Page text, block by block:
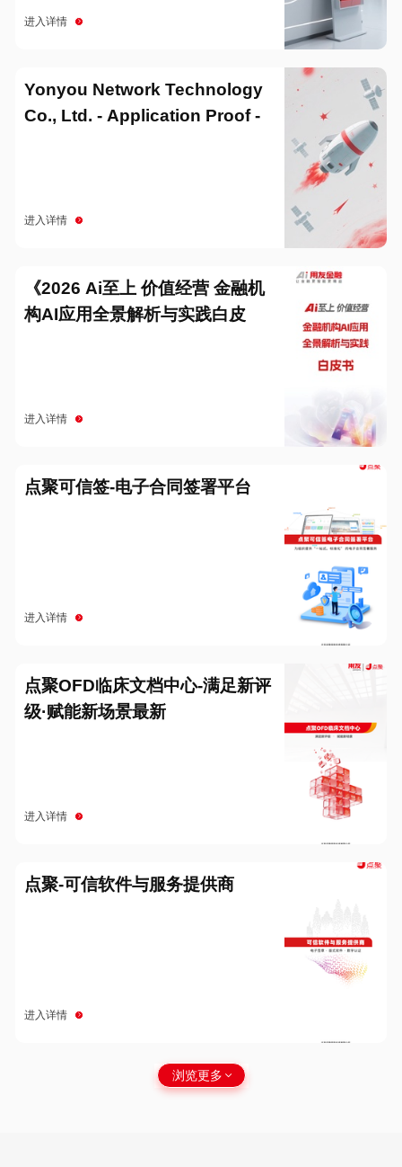
进入详情
Yonyou Network Technology
Co., Ltd. - Application Proof -
进入详情
《2026 Ai至上 价值经营 金融机
构AI应用全景解析与实践白皮
进入详情
点聚可信签-电子合同签署平台
进入详情
点聚OFD临床文档中心-满足新评
级·赋能新场景最新
进入详情
点聚-可信软件与服务提供商
进入详情
浏览更多